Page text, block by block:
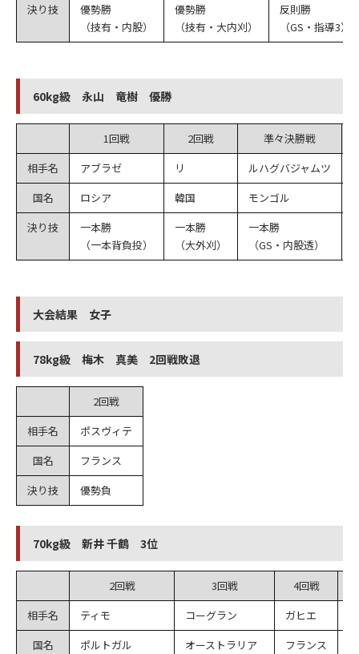
決り技
優勢勝
（技有・内股）
優勢勝
（技有・大内刈）
反則勝
（GS・指導3）
60kg級 永山 竜樹 優勝
1回戦 2回戦
準々決勝戦
相手名
アブラゼ リ ルハグバジャムツ
国名
ロシア 韓国 モンゴル
決り技
一本勝
（一本背負投）
一本勝
（大外刈）
一本勝
（GS・内股透）
大会結果 女子
78kg級 梅木 真美 2回戦敗退
2回戦
相手名
ポスヴィテ
国名
フランス
決り技
優勢負
70kg級 新井 千鶴 3位
2回戦 3回戦
4回戦
相手名
ティモ コーグラン ガヒエ
国名
ポルトガル オーストラリア フランス